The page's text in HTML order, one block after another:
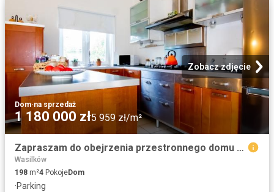
Zobacz zdjęcie
Dom·na sprzedaż
1 180 000 zł5 959 zł/m²
Zapraszam do obejrzenia przestronnego domu 198 m² z kominkiem i ogrodem
Wasilków
198 m²4 PokojeDom
·Parking